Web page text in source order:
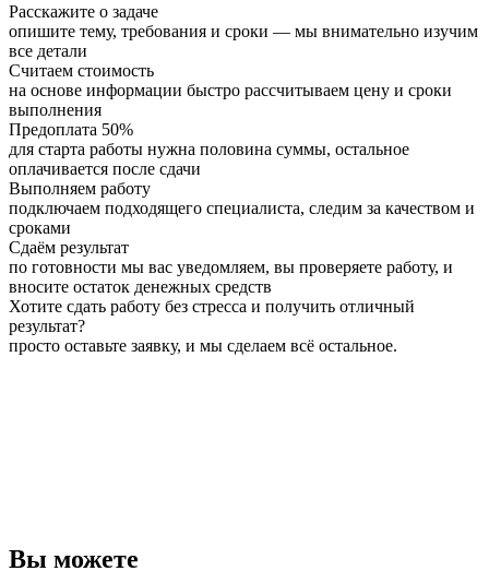
Расскажите о задаче
опишите тему, требования и сроки — мы внимательно изучим
все детали
Считаем стоимость
на основе информации быстро рассчитываем цену и сроки
выполнения
Предоплата 50%
для старта работы нужна половина суммы, остальное
оплачивается после сдачи
Выполняем работу
подключаем подходящего специалиста, следим за качеством и
сроками
Сдаём результат
по готовности мы вас уведомляем, вы проверяете работу, и
вносите остаток денежных средств
Хотите сдать работу без стресса и получить отличный
результат?
просто оставьте заявку, и мы сделаем всё остальное.
Вы можете